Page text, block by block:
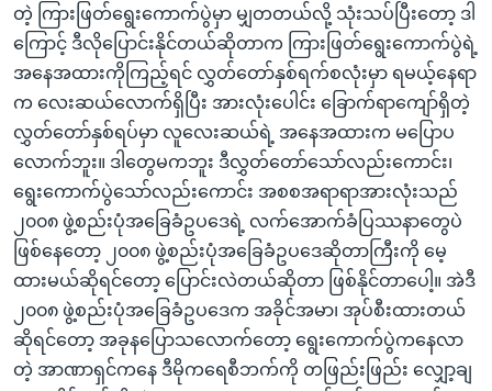
တဲ့ ကြားဖြတ်ရွေးကောက်ပွဲမှာ မျှတတယ်လို့ သုံးသပ်ပြီးတော့ ဒါ
ကြောင့် ဒီလိုပြောင်းနိုင်တယ်ဆိုတာက ကြားဖြတ်ရွေးကောက်ပွဲရဲ့
အနေအထားကိုကြည့်ရင် လွှတ်တော်နှစ်ရက်စလုံးမှာ ရမယ့်နေရာ
က လေးဆယ်လောက်ရှိပြီး အားလုံးပေါင်း ခြောက်ရာကျော်ရှိတဲ့
လွှတ်တော်နှစ်ရပ်မှာ လူလေးဆယ်ရဲ့ အနေအထားက မပြောပ
လောက်ဘူး။ ဒါတွေမကဘူး ဒီလွှတ်တော်သော်လည်းကောင်း၊
ရွေးကောက်ပွဲသော်လည်းကောင်း အစစအရာရာအားလုံးသည်
၂၀၀၈ ဖွဲ့စည်းပုံအခြေခံဥပဒေရဲ့ လက်အောက်ခံပြဿနာတွေပဲ
ဖြစ်နေတော့ ၂၀၀၈ ဖွဲ့စည်းပုံအခြေခံဥပဒေဆိုတာကြီးကို မေ့
ထားမယ်ဆိုရင်တော့ ပြောင်းလဲတယ်ဆိုတာ ဖြစ်နိုင်တာပေါ့။ အဲဒီ
၂၀၀၈ ဖွဲ့စည်းပုံအခြေခံဥပဒေက အခိုင်အမာ၊ အုပ်စီးထားတယ်
ဆိုရင်တော့ အခုနပြောသလောက်တော့ ရွေးကောက်ပွဲကနေလာ
တဲ့ အာဏာရှင်ကနေ ဒီမိုကရေစီဘက်ကို တဖြည်းဖြည်း လျှော့ချ